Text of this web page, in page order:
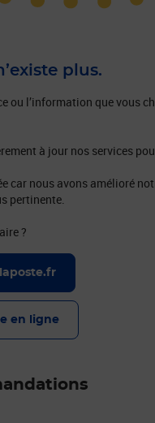
plus.
ou l’information que vous
à jour nos services
car nous avons amélioré
pertinente.
?
en ligne